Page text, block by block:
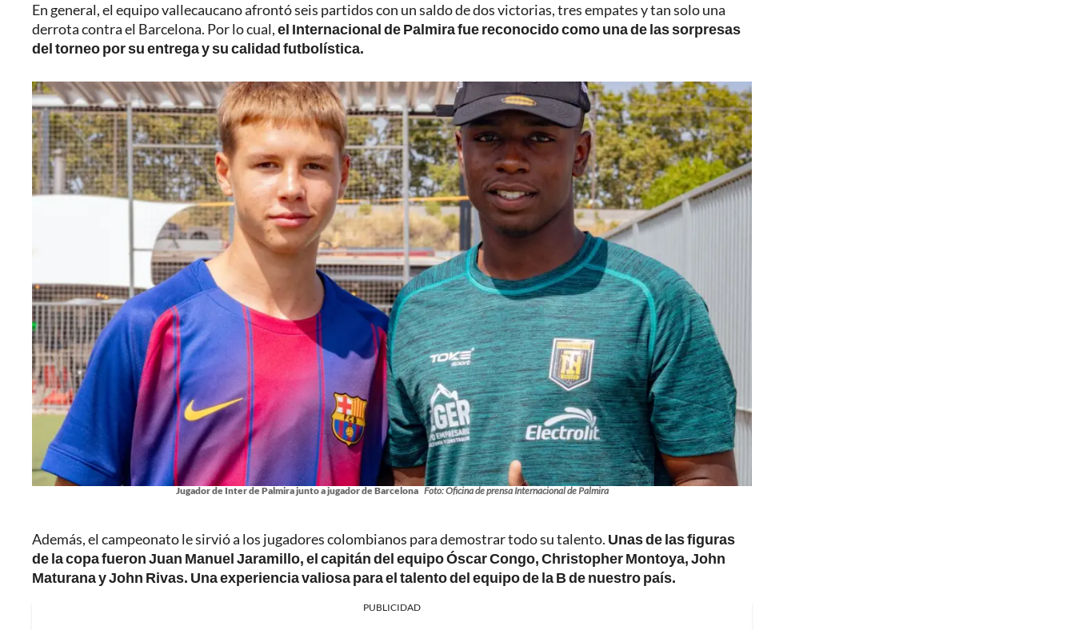
En general, el equipo vallecaucano afrontó seis partidos con un saldo de dos victorias, tres empates y tan solo una
derrota contra el Barcelona. Por lo cual,el Internacional de Palmira fue reconocido como una de las sorpresas
del torneo por su entrega y su calidad futbolística.
Jugador de Inter de Palmira junto a jugador de Barcelona Foto: Oficina de prensa Internacional de Palmira
Además, el campeonato le sirvió a los jugadores colombianos para demostrar todo su talento. Unas de las figuras
de la copa fueron Juan Manuel Jaramillo, el capitán del equipo Óscar Congo, Christopher Montoya, John
Maturana y John Rivas. Una experiencia valiosa para el talento del equipo de la B de nuestro país.
PUBLICIDAD